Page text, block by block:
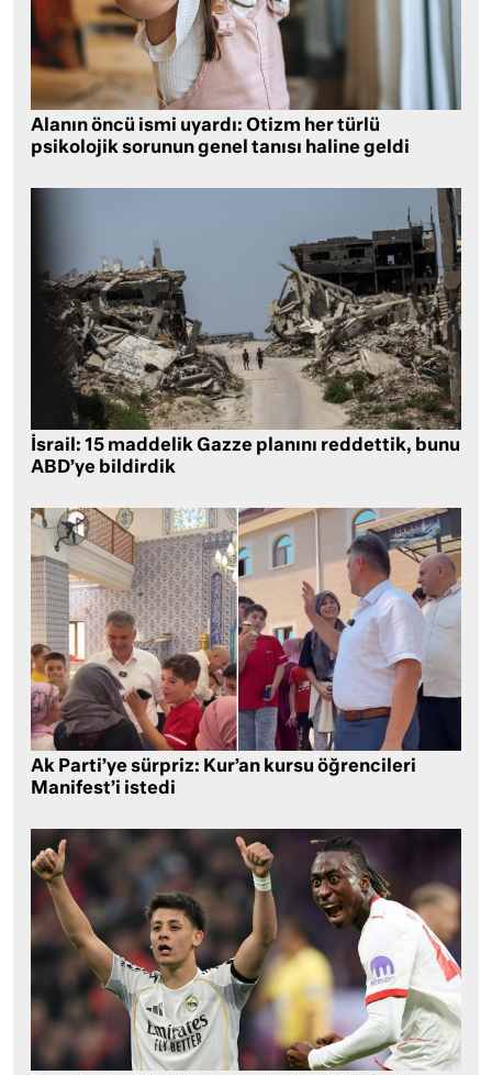
Alanın öncü ismi uyardı: Otizm her türlü
psikolojik sorunun genel tanısı haline geldi
İsrail: 15 maddelik Gazze planını reddettik, bunu
ABD’ye bildirdik
Ak Parti’ye sürpriz: Kur’an kursu öğrencileri
Manifest’i istedi